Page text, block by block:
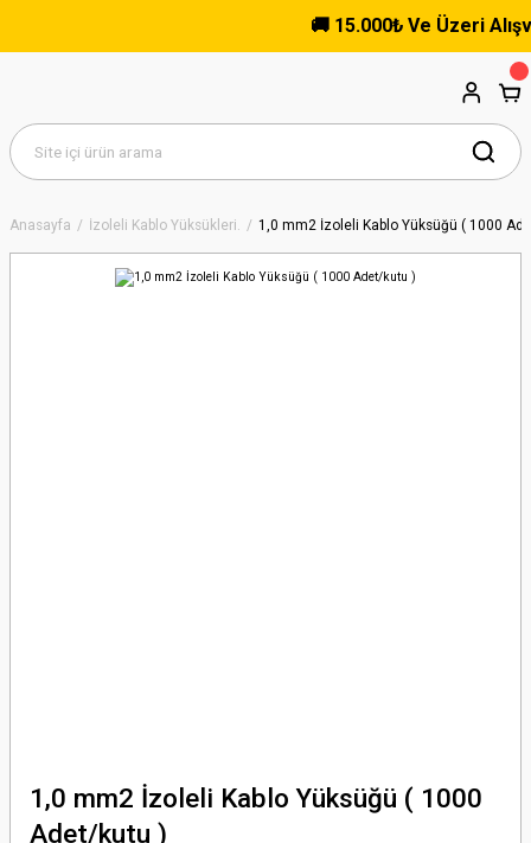
🚚 15.000₺ Ve Üzeri
Anasayfa İzoleli Kablo Yüksükleri. 1,0 mm2 İzoleli Kablo Yüksüğü ( 1000
1,0 mm2 İzoleli Kablo Yüksüğü ( 1000
Adet/kutu )